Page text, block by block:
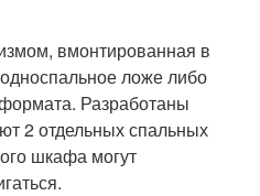
вмонтированная в
ложе либо
Разработаны
2 отдельных спальных
шкафа могут